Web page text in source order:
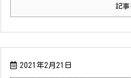
記事
2021年2月21日